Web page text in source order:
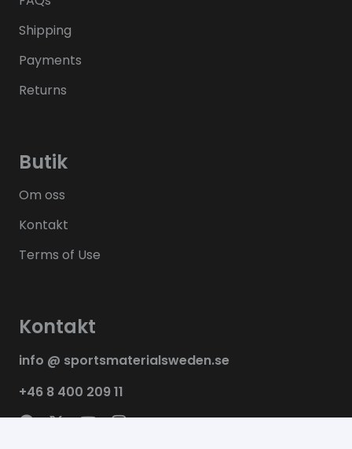
Shipping
Payments
Returns
Butik
Om oss
Kontakt
Terms of Use
Kontakt
info @ sportsmaterialsweden.se
+46 8 400 209 11